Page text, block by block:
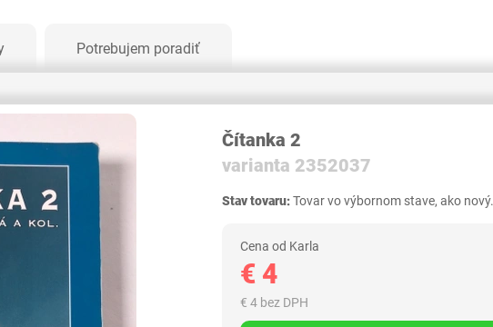
Potrebujem poradiť
Čítanka 2
varianta 2352037
Stav tovaru:Tovar vo výbornom stave, ako nový.
Cena od Karla
€ 4
€ 4 bez DPH